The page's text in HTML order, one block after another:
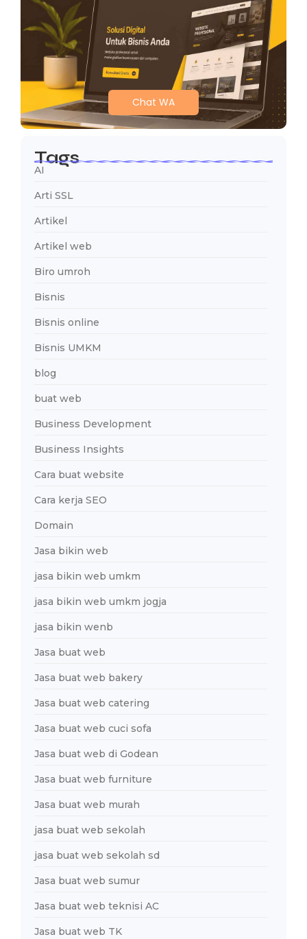
Chat WA
Tags
AI
Arti SSL
Artikel
Artikel web
Biro umroh
Bisnis
Bisnis online
Bisnis UMKM
blog
buat web
Business Development
Business Insights
Cara buat website
Cara kerja SEO
Domain
Jasa bikin web
jasa bikin web umkm
jasa bikin web umkm jogja
jasa bikin wenb
Jasa buat web
Jasa buat web bakery
Jasa buat web catering
Jasa buat web cuci sofa
Jasa buat web di Godean
Jasa buat web furniture
Jasa buat web murah
jasa buat web sekolah
jasa buat web sekolah sd
Jasa buat web sumur
Jasa buat web teknisi AC
Jasa buat web TK